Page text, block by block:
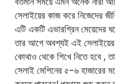
সেলাইয়ের কাজ করে নিজেদের
এটি একটি এভারগ্রিন মেয়েদের
তার আগে অবশ্যই এই
কোথাও থেকে শিখে নিতে হবে ,
সেলাই মেশিনের ৫-৬ হাজারের